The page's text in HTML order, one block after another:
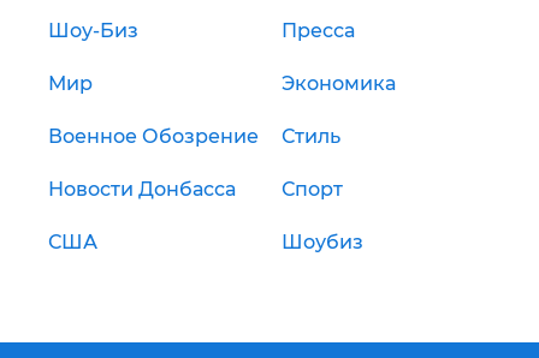
Шоу-Биз Пресса
Мир Экономика
Военное Обозрение Стиль
Новости Донбасса Спорт
США Шоубиз